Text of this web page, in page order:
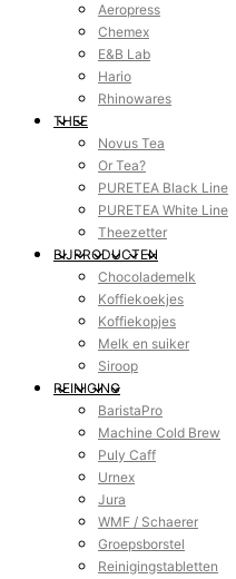
Aeropress
Chemex
E&B Lab
Hario
Rhinowares
THEE
Novus Tea
Or Tea?
PURETEA Black Line
PURETEA White Line
Theezetter
BIJPRODUCTEN
Chocolademelk
Koffiekoekjes
Koffiekopjes
Melk en suiker
Siroop
REINIGING
BaristaPro
Machine Cold Brew
Puly Caff
Urnex
Jura
WMF / Schaerer
Groepsborstel
Reinigingstabletten